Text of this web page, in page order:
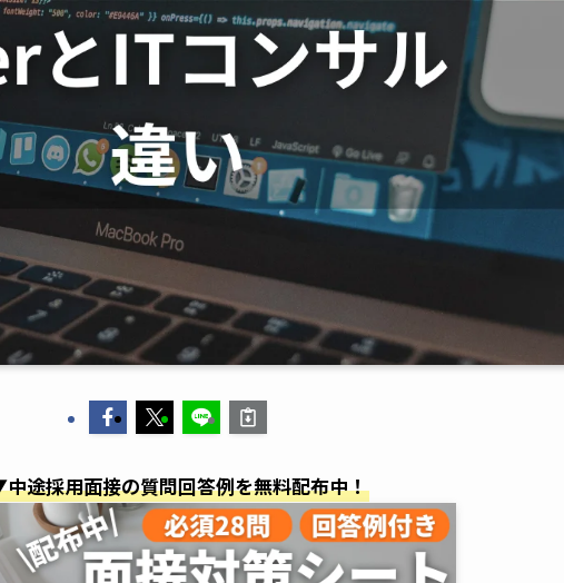
途採用面接の質問回答例を無料配布中！